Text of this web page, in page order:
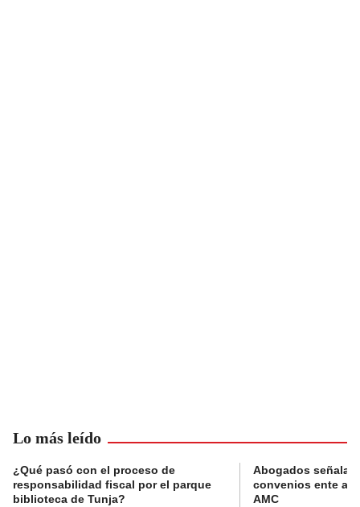
Lo más leído
¿Qué pasó con el proceso de
responsabilidad fiscal por el parque
biblioteca de Tunja?
Abogados
convenios ente
AMC